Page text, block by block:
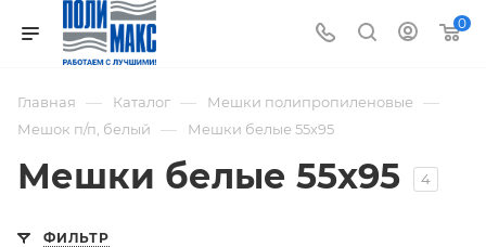
0
Главная — Каталог — Мешки полипропиленовые —
Мешок п/п, белый — Мешки белые 55х95
Мешки белые 55х95 4
ФИЛЬТР